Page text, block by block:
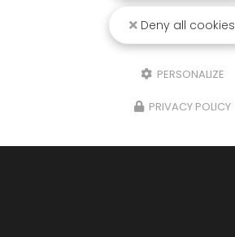
Deny all cookies
PERSONALIZE
PRIVACY POLICY